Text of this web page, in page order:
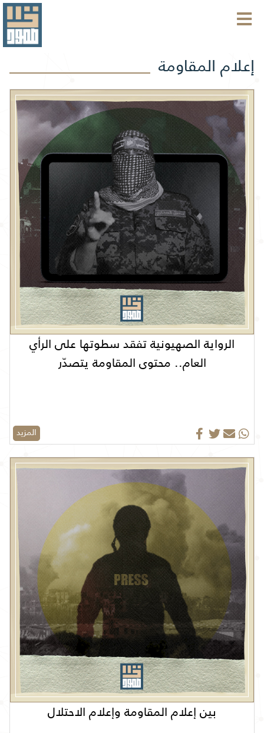
إعلام المقاومة
الرواية الصهيونية تفقد سطوتها على الرأي
العام.. محتوى المقاومة يتصدّر
المزيد
بين إعلام المقاومة وإعلام الاحتلال